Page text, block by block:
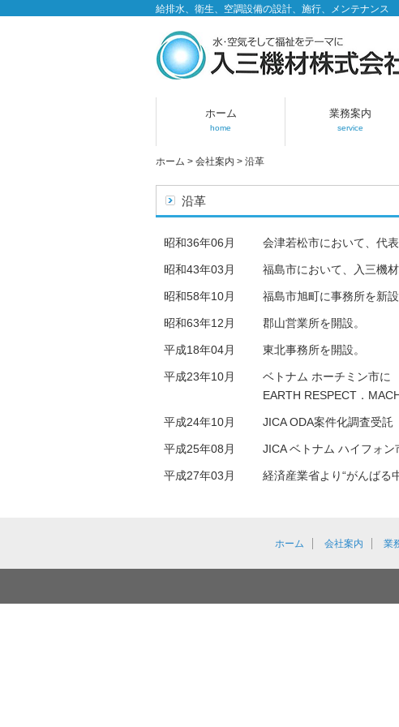
給排水、衛生、空調設備の設計、施行、メンテナンス
ホーム
home
業務案内
service
ホーム > 会社案内 > 沿革
沿革
昭和36年06月 会津若松市において、代
昭和43年03月 福島市において、入三機
昭和58年10月 福島市旭町に事務所を新設
昭和63年12月 郡山営業所を開設。
平成18年04月 東北事務所を開設。
平成23年10月
ベトナム ホーチミン市に
EARTH RESPECT．
平成24年10月 JICA ODA案件化調査受託
平成25年08月 JICA ベトナム ハイフォ
平成27年03月 経済産業省より“がんばる
ホーム 会社案内 業